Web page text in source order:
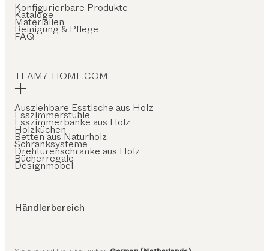
Konfigurierbare Produkte
Kataloge
Materialien
Reinigung & Pflege
FAQ
TEAM7-HOME.COM
Ausziehbare Esstische aus Holz
Esszimmerstühle
Esszimmerbänke aus Holz
Holzküchen
Betten aus Naturholz
Schranksysteme
Drehtürenschränke aus Holz
Bücherregale
Designmöbel
Händlerbereich